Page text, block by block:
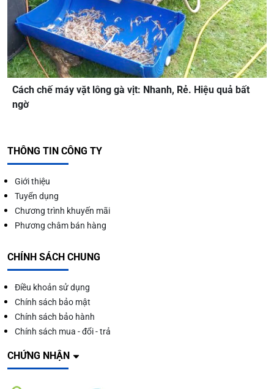
Cách chế máy vặt lông gà vịt: Nhanh, Rẻ. Hiệu quả bất
ngờ
THÔNG TIN CÔNG TY
Giới thiệu
Tuyển dụng
Chương trình khuyến mãi
Phương châm bán hàng
CHÍNH SÁCH CHUNG
Điều khoản sử dụng
Chính sách bảo mật
Chính sách bảo hành
Chính sách mua - đổi - trả
CHỨNG NHẬN